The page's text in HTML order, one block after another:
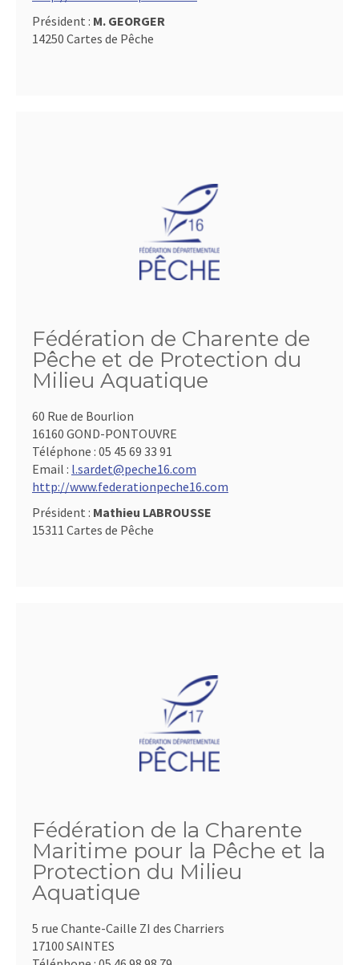
Président : M. GEORGER
14250 Cartes de Pêche
Fédération de Charente de
Pêche et de Protection du
Milieu Aquatique
60 Rue de Bourlion
16160 GOND-PONTOUVRE
Téléphone : 05 45 69 33 91
Email : l.sardet@peche16.com
http://www.federationpeche16.com
Président : Mathieu LABROUSSE
15311 Cartes de Pêche
Fédération de la Charente
Maritime pour la Pêche et la
Protection du Milieu
Aquatique
5 rue Chante-Caille ZI des Charriers
17100 SAINTES